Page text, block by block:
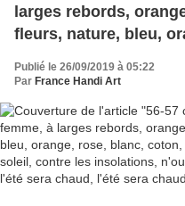
larges rebords,
fleurs, nature, bleu,
doublure coton,
contre les insolations,
chaud, n'oubliez pas
Publié le 26/09/2019 à 05:22
Par France Handi Art